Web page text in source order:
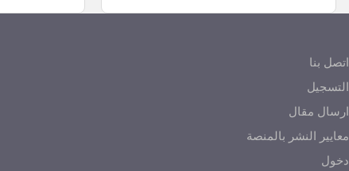
اتصل بنا
التسجيل
ارسال مقال
معايير النشر بالمنصة
دخول